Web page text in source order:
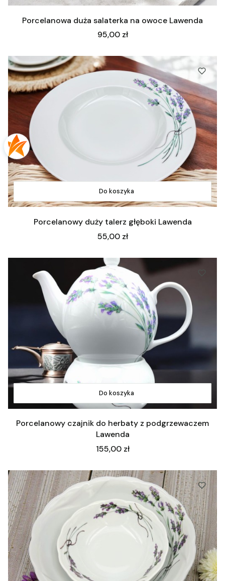
Porcelanowa duża salaterka na owoce Lawenda
Cena
95,00 zł
Do koszyka
Porcelanowy duży talerz głęboki Lawenda
Cena
55,00 zł
Do koszyka
Porcelanowy czajnik do herbaty z podgrzewaczem
Lawenda
Cena
155,00 zł